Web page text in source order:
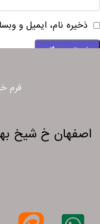
ذخیره نام، ایمیل و
فرم
اصفهان خ شیخ بهایی